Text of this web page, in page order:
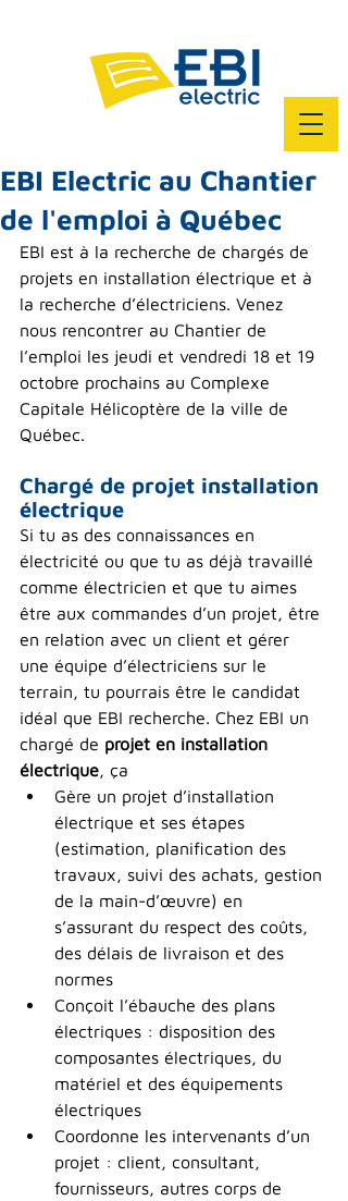
EBI Electric au Chantier
de l'emploi à Québec
EBI est à la recherche de chargés de
projets en installation électrique et à
la recherche d’électriciens. Venez
nous rencontrer au Chantier de
l’emploi les jeudi et vendredi 18 et 19
octobre prochains au Complexe
Capitale Hélicoptère de la ville de
Québec.
Chargé de projet installation
électrique
Si tu as des connaissances en
électricité ou que tu as déjà travaillé
comme électricien et que tu aimes
être aux commandes d’un projet, être
en relation avec un client et gérer
une équipe d’électriciens sur le
terrain, tu pourrais être le candidat
idéal que EBI recherche. Chez EBI un
chargé de projet en installation
électrique, ça
Gère un projet d’installation
électrique et ses étapes
(estimation, planification des
travaux, suivi des achats, gestion
de la main-d’œuvre) en
s’assurant du respect des coûts,
des délais de livraison et des
normes
Conçoit l’ébauche des plans
électriques : disposition des
composantes électriques, du
matériel et des équipements
électriques
Coordonne les intervenants d’un
projet : client, consultant,
fournisseurs, autres corps de